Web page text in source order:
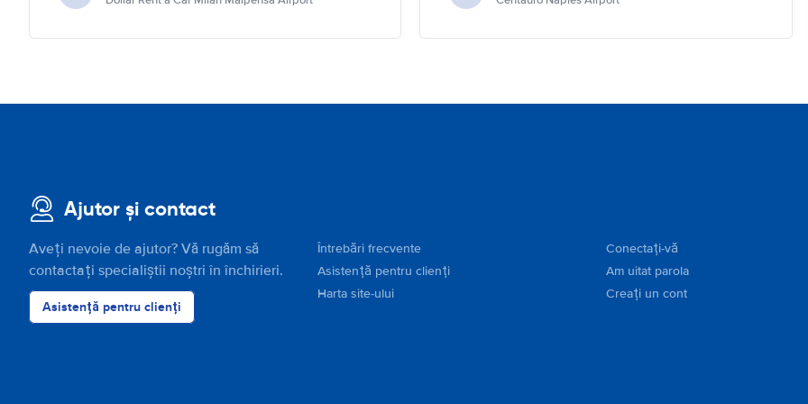
Ajutor și contact
Aveți nevoie de ajutor? Vă rugăm să
contactați specialiștii noștri în închirieri.
Asistență pentru clienți
Întrebări frecvente
Asistență pentru clienți
Harta site-ului
Conectați-vă
Am uitat parola
Creați un cont